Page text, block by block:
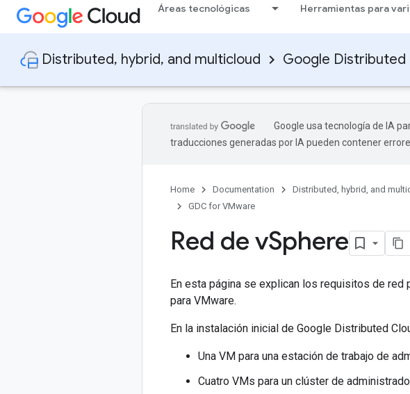
Áreas tecnológicas Herramientas para
Distributed, hybrid, and multicloud Google Distributed
Google usa tecnología de IA
traducciones generadas por IA pueden contener
Home Documentation Distributed, hybrid, and
GDC for VMware
Red de vSphere
En esta página se explican los requisitos de
para VMware.
En la instalación inicial de Google Distributed
Una VM para una estación de trabajo de
Cuatro VMs para un clúster de